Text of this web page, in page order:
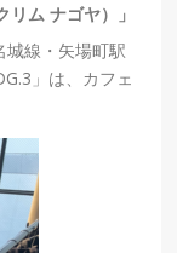
ム ナゴヤ）」
城線・矢場町駅
」は、カフェ